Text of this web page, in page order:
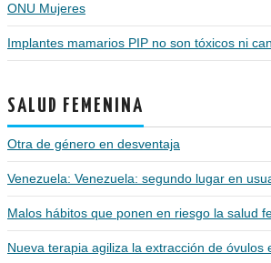
ONU Mujeres
Implantes mamarios PIP no son tóxicos ni
SALUD FEMENINA
Otra de género en desventaja
Venezuela: Venezuela: segundo lugar en
Malos hábitos que ponen en riesgo la salud
Nueva terapia agiliza la extracción de óvulos